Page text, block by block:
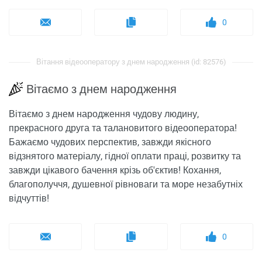
0
Вітання відеооператору з днем ​​народження (id: 82576)
Вітаємо з днем ​​народження
Вітаємо з днем ​​народження чудову людину,
прекрасного друга та талановитого відеооператора!
Бажаємо чудових перспектив, завжди якісного
відзнятого матеріалу, гідної оплати праці, розвитку та
завжди цікавого бачення крізь об'єктив! Кохання,
благополуччя, душевної рівноваги та море незабутніх
відчуттів!
0